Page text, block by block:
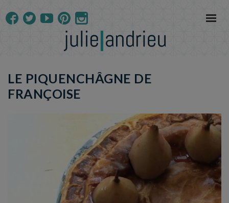
LE PIQUENCHÂGNE DE
FRANÇOISE